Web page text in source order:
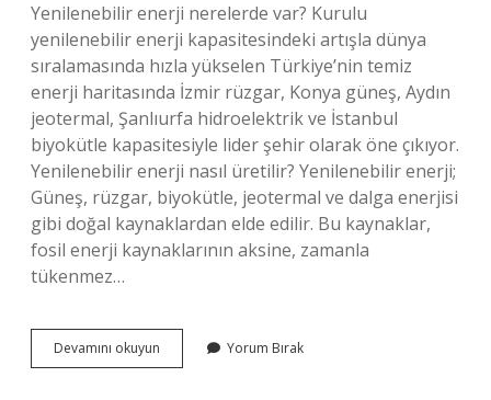
Yenilenebilir enerji nerelerde var? Kurulu
yenilenebilir enerji kapasitesindeki artışla dünya
sıralamasında hızla yükselen Türkiye’nin temiz
enerji haritasında İzmir rüzgar, Konya güneş, Aydın
jeotermal, Şanlıurfa hidroelektrik ve İstanbul
biyokütle kapasitesiyle lider şehir olarak öne çıkıyor.
Yenilenebilir enerji nasıl üretilir? Yenilenebilir enerji;
Güneş, rüzgar, biyokütle, jeotermal ve dalga enerjisi
gibi doğal kaynaklardan elde edilir. Bu kaynaklar,
fosil enerji kaynaklarının aksine, zamanla
tükenmez…
Devamını okuyun Yenilenebilir
Enerji
Yorum Bırak